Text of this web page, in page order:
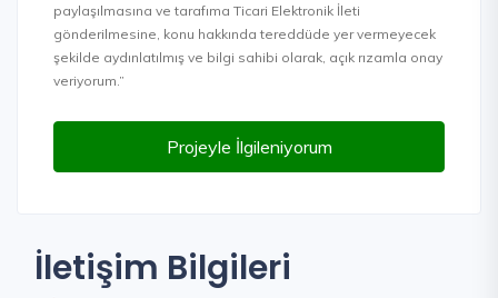
paylaşılmasına ve tarafıma Ticari Elektronik İleti
gönderilmesine, konu hakkında tereddüde yer vermeyecek
şekilde aydınlatılmış ve bilgi sahibi olarak, açık rızamla onay
veriyorum.”
Projeyle İlgileniyorum
İletişim Bilgileri